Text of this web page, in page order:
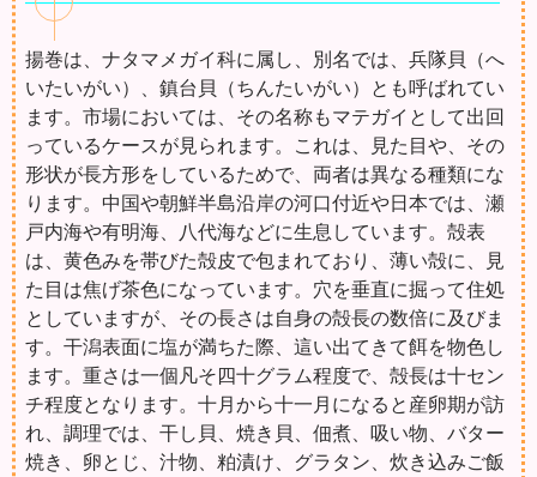
揚巻は、ナタマメガイ科に属し、別名では、兵隊貝（へ
いたいがい）、鎮台貝（ちんたいがい）とも呼ばれてい
ます。市場においては、その名称もマテガイとして出回
っているケースが見られます。これは、見た目や、その
形状が長方形をしているためで、両者は異なる種類にな
ります。中国や朝鮮半島沿岸の河口付近や日本では、瀬
戸内海や有明海、八代海などに生息しています。殻表
は、黄色みを帯びた殻皮で包まれており、薄い殻に、見
た目は焦げ茶色になっています。穴を垂直に掘って住処
としていますが、その長さは自身の殻長の数倍に及びま
す。干潟表面に塩が満ちた際、這い出てきて餌を物色し
ます。重さは一個凡そ四十グラム程度で、殻長は十セン
チ程度となります。十月から十一月になると産卵期が訪
れ、調理では、干し貝、焼き貝、佃煮、吸い物、バター
焼き、卵とじ、汁物、粕漬け、グラタン、炊き込みご飯